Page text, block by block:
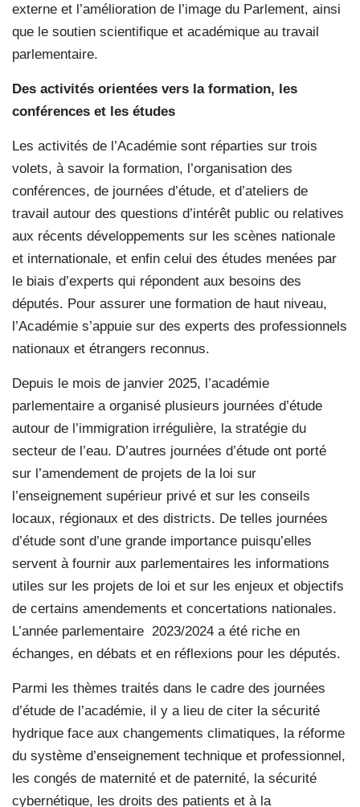
externe et l’amélioration de l’image du Parlement, ainsi
que le soutien scientifique et académique au travail
parlementaire.
Des activités orientées vers la formation, les
conférences et les études
Les activités de l’Académie sont réparties sur trois
volets, à savoir la formation, l’organisation des
conférences, de journées d’étude, et d’ateliers de
travail autour des questions d’intérêt public ou relatives
aux récents développements sur les scènes nationale
et internationale, et enfin celui des études menées par
le biais d’experts qui répondent aux besoins des
députés. Pour assurer une formation de haut niveau,
l’Académie s’appuie sur des experts des professionnels
nationaux et étrangers reconnus.
Depuis le mois de janvier 2025, l’académie
parlementaire a organisé plusieurs journées d’étude
autour de l’immigration irrégulière, la stratégie du
secteur de l’eau. D’autres journées d’étude ont porté
sur l’amendement de projets de la loi sur
l’enseignement supérieur privé et sur les conseils
locaux, régionaux et des districts. De telles journées
d’étude sont d’une grande importance puisqu’elles
servent à fournir aux parlementaires les informations
utiles sur les projets de loi et sur les enjeux et objectifs
de certains amendements et concertations nationales.
L’année parlementaire 2023/2024 a été riche en
échanges, en débats et en réflexions pour les députés.
Parmi les thèmes traités dans le cadre des journées
d’étude de l’académie, il y a lieu de citer la sécurité
hydrique face aux changements climatiques, la réforme
du système d’enseignement technique et professionnel,
les congés de maternité et de paternité, la sécurité
cybernétique, les droits des patients et à la